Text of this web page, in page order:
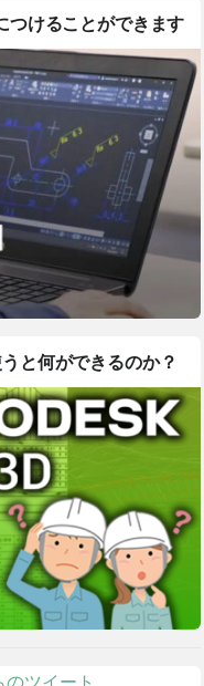
けることができます
と何ができるのか？